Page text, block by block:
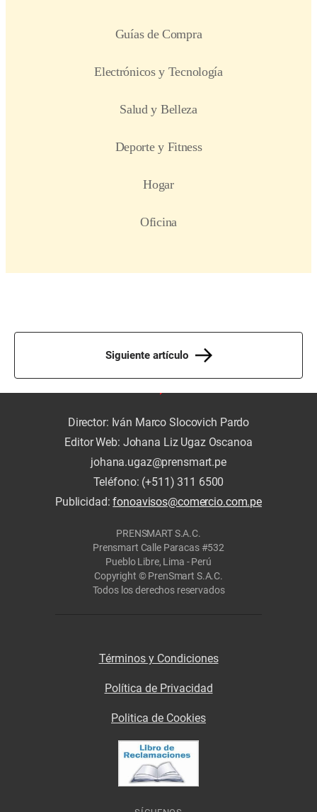
Siguiente artículo
Director: Iván Marco Slocovich Pardo
Editor Web: Johana Liz Ugaz Oscanoa
johana.ugaz@prensmart.pe
Teléfono: (+511) 311 6500
Publicidad:fonoavisos@comercio.com.pe
PRENSMART S.A.C.
Prensmart Calle Paracas #532
Pueblo Libre, Lima - Perú
Copyright © PrenSmart S.A.C.
Todos los derechos reservados
Términos y Condiciones
Política de Privacidad
Politica de Cookies